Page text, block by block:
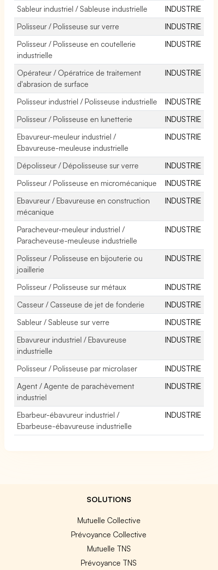
Sableur industriel / Sableuse industrielle
INDUSTRIE
Polisseur / Polisseuse sur verre
INDUSTRIE
Polisseur / Polisseuse en coutellerie
industrielle
INDUSTRIE
Opérateur / Opératrice de traitement
d'abrasion de surface
INDUSTRIE
Polisseur industriel / Polisseuse industrielle
INDUSTRIE
Polisseur / Polisseuse en lunetterie
INDUSTRIE
Ebavureur-meuleur industriel /
Ebavureuse-meuleuse industrielle
INDUSTRIE
Dépolisseur / Dépolisseuse sur verre
INDUSTRIE
Polisseur / Polisseuse en micromécanique
INDUSTRIE
Ebavureur / Ebavureuse en construction
mécanique
INDUSTRIE
Paracheveur-meuleur industriel /
Paracheveuse-meuleuse industrielle
INDUSTRIE
Polisseur / Polisseuse en bijouterie ou
joaillerie
INDUSTRIE
Polisseur / Polisseuse sur métaux
INDUSTRIE
Casseur / Casseuse de jet de fonderie
INDUSTRIE
Sableur / Sableuse sur verre
INDUSTRIE
Ebavureur industriel / Ebavureuse
industrielle
INDUSTRIE
Polisseur / Polisseuse par microlaser
INDUSTRIE
Agent / Agente de parachèvement
industriel
INDUSTRIE
Ebarbeur-ébavureur industriel /
Ebarbeuse-ébavureuse industrielle
INDUSTRIE
SOLUTIONS
Mutuelle Collective
Prévoyance Collective
Mutuelle TNS
Prévoyance TNS